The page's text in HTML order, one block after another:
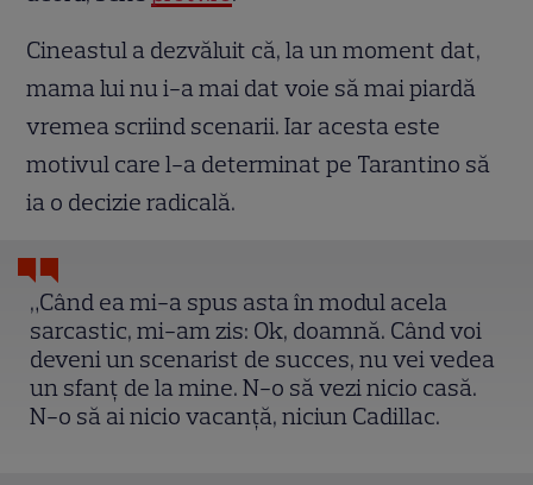
Cineastul a dezvăluit că, la un moment dat,
mama lui nu i-a mai dat voie să mai piardă
vremea scriind scenarii. Iar acesta este
motivul care l-a determinat pe Tarantino să
ia o decizie radicală.
„Când ea mi-a spus asta în modul acela
sarcastic, mi-am zis: Ok, doamnă. Când voi
deveni un scenarist de succes, nu vei vedea
un sfanț de la mine. N-o să vezi nicio casă.
N-o să ai nicio vacanță, niciun Cadillac.